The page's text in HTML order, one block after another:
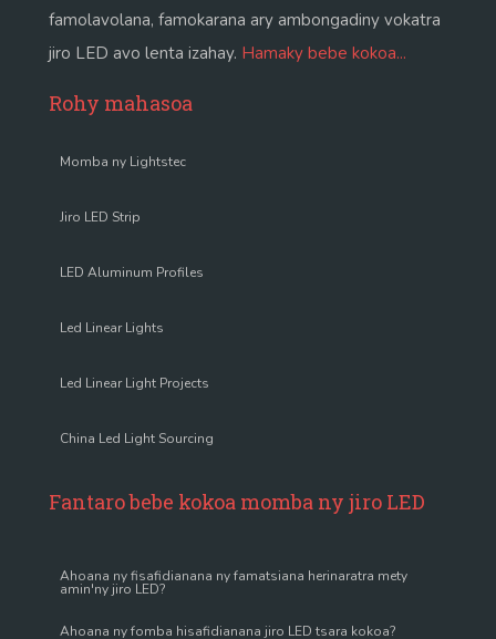
famolavolana, famokarana ary ambongadiny vokatra
jiro LED avo lenta izahay. Hamaky bebe kokoa...
Rohy mahasoa
Momba ny Lightstec
Jiro LED Strip
LED Aluminum Profiles
Led Linear Lights
Led Linear Light Projects
China Led Light Sourcing
Fantaro bebe kokoa momba ny jiro LED
Ahoana ny fisafidianana ny famatsiana herinaratra mety
amin'ny jiro LED?
Ahoana ny fomba hisafidianana jiro LED tsara kokoa?